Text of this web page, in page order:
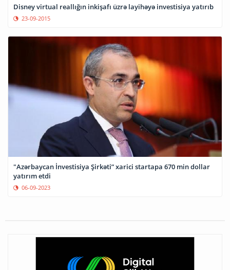
Disney virtual reallığın inkişafı üzrə layihəyə investisiya yatırıb
23-09-2015
"Azərbaycan İnvestisiya Şirkəti” xarici startapa 670 min dollar
yatırım etdi
06-09-2023